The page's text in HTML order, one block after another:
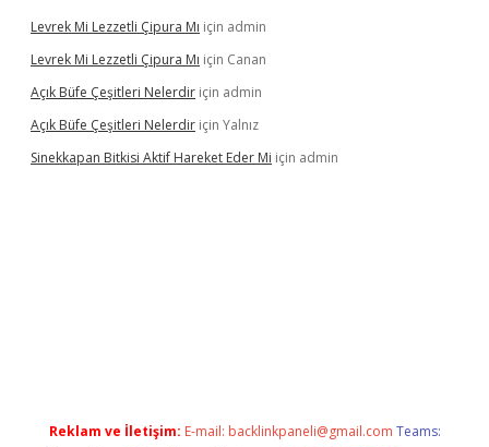
Levrek Mi Lezzetli Çipura Mı için admin
Levrek Mi Lezzetli Çipura Mı için Canan
Açık Büfe Çeşitleri Nelerdir için admin
Açık Büfe Çeşitleri Nelerdir için Yalnız
Sinekkapan Bitkisi Aktif Hareket Eder Mi için admin
Reklam ve İletişim: E-mail: backlinkpaneli@gmail.com Teams: